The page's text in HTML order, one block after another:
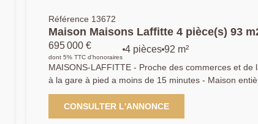
Référence 13672
Maison Maisons Laffitte 4 pièce(s) 93 m2 -
chambres - sdb sdouche - sous sol total
bureau
695 000 €
dont 5% TTC d'honoraires
4 pièces 92 m²
MAISONS-LAFFITTE - Proche des commerces et de
à la gare à pied a moins de 15 minutes - Maison
rénovée récemment offrant séjour - cuisine
-salle de bains et salle de douche - sous sol aménagé
et cave - Garage en dependance - Terrain de 330 m² -
CONSULTER L'ANNONCE